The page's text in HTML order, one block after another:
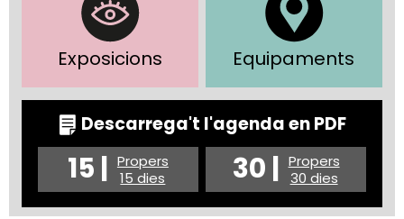
Exposicions Equipaments
Descarrega't l'agenda en PDF
15 | Propers
15 dies
30 | Propers
30 dies